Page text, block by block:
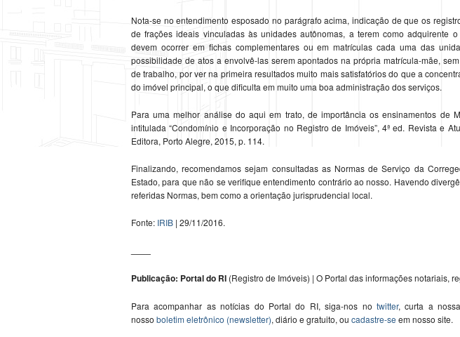
Nota-se no entendimento esposado no parágrafo acima, indicação de que os
de frações ideais vinculadas às unidades autônomas, a terem como adquirente
devem ocorrer em fichas complementares ou em matrículas cada uma das
possibilidade de atos a envolvê-las serem apontados na própria matrícula-mãe,
de trabalho, por ver na primeira resultados muito mais satisfatórios do que a
do imóvel principal, o que dificulta em muito uma boa administração dos serviços.
Para uma melhor análise do aqui em trato, de importância os ensinamentos de
intitulada “Condomínio e Incorporação no Registro de Imóveis”, 4ª ed. Revista e
Editora, Porto Alegre, 2015, p. 114.
Finalizando, recomendamos sejam consultadas as Normas de Serviço da
Estado, para que não se verifique entendimento contrário ao nosso. Havendo
referidas Normas, bem como a orientação jurisprudencial local.
Fonte: IRIB | 29/11/2016.
Publicação: Portal do RI (Registro de Imóveis) | O Portal das informações notariais,
Para acompanhar as notícias do Portal do RI, siga-nos no twitter, curta a
nosso boletim eletrônico (newsletter), diário e gratuito, ou cadastre-se em nosso site.